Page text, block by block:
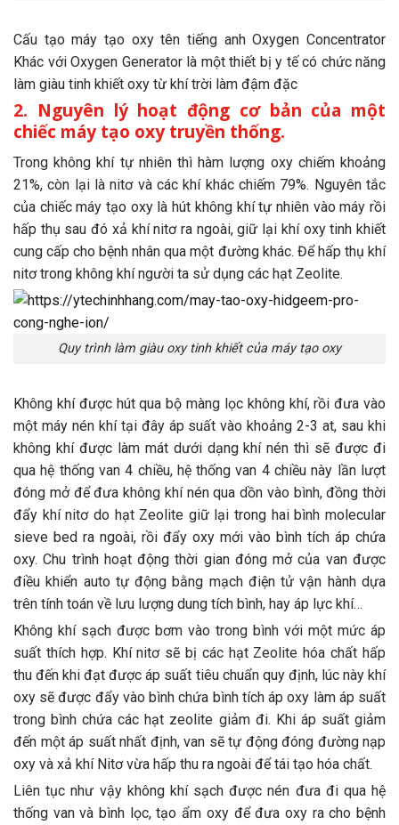
Cấu tạo máy tạo oxy tên tiếng anh Oxygen Concentrator
Khác với Oxygen Generator là một thiết bị y tế có chức năng
làm giàu tinh khiết oxy từ khí trời làm đậm đặc
2. Nguyên lý hoạt động cơ bản của một
chiếc máy tạo oxy truyền thống.
Trong không khí tự nhiên thì hàm lượng oxy chiếm khoảng
21%, còn lại là nitơ và các khí khác chiếm 79%. Nguyên tắc
của chiếc máy tạo oxy là hút không khí tự nhiên vào máy rồi
hấp thụ sau đó xả khí nitơ ra ngoài, giữ lại khí oxy tinh khiết
cung cấp cho bệnh nhân qua một đường khác. Để hấp thụ khí
nitơ trong không khí người ta sử dụng các hạt Zeolite.
Quy trình làm giàu oxy tinh khiết của máy tạo oxy
Không khí được hút qua bộ màng lọc không khí, rồi đưa vào
một máy nén khí tại đây áp suất vào khoảng 2-3 at, sau khi
không khí được làm mát dưới dạng khí nén thì sẽ được đi
qua hệ thống van 4 chiều, hệ thống van 4 chiều này lần lượt
đóng mở để đưa không khí nén qua dồn vào bình, đồng thời
đẩy khí nitơ do hạt Zeolite giữ lại trong hai bình molecular
sieve bed ra ngoài, rồi đẩy oxy mới vào bình tích áp chứa
oxy. Chu trình hoạt động thời gian đóng mở của van được
điều khiển auto tự động bằng mạch điện tử vận hành dựa
trên tính toán về lưu lượng dung tích bình, hay áp lực khí…
Không khí sạch được bơm vào trong bình với một mức áp
suất thích hợp. Khí nitơ sẽ bị các hạt Zeolite hóa chất hấp
thu đến khi đạt được áp suất tiêu chuẩn quy định, lúc này khí
oxy sẽ được đẩy vào bình chứa bình tích áp oxy làm áp suất
trong bình chứa các hạt zeolite giảm đi. Khi áp suất giảm
đến một áp suất nhất định, van sẽ tự động đóng đường nạp
oxy và xả khí Nitơ vừa hấp thu ra ngoài để tái tạo hóa chất.
Liên tục như vậy không khí sạch được nén đưa đi qua hệ
thống van và bình lọc, tạo ẩm oxy để đưa oxy ra cho bệnh